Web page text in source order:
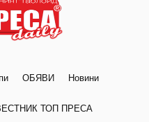
ОБЯВИ Новини
ТОП ПРЕСА